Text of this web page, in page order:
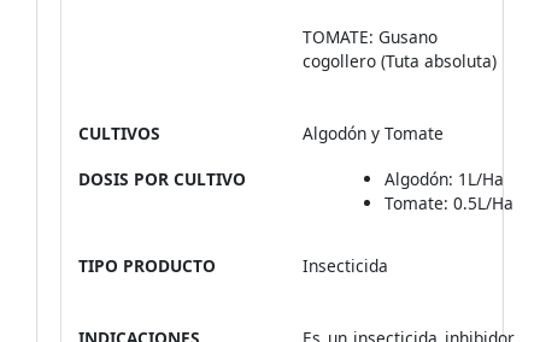
TOMATE: Gusano
cogollero (Tuta absoluta)
CULTIVOS
Algodón y Tomate
DOSIS POR CULTIVO
Algodón: 1L/Ha
Tomate: 0.5L/Ha
TIPO PRODUCTO Insecticida